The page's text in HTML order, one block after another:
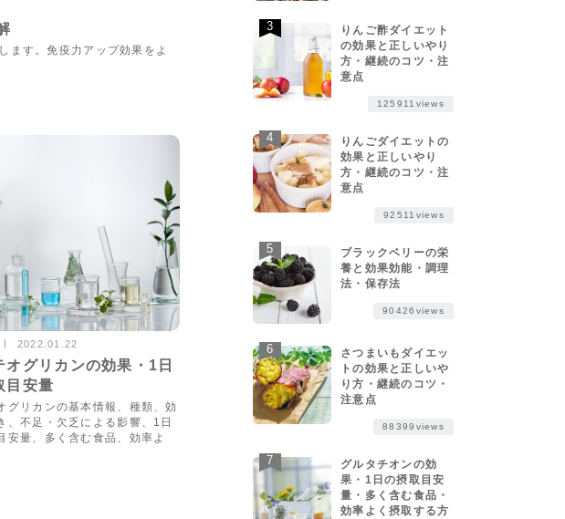
ます。免疫力アップ効果をよ
9730views
2022.01.22
オグリカンの効果・1日
目安量
グリカンの基本情報、種類、効
、不足・欠乏による影響、1日
安量、多く含む食品、効率よ
りんご酢ダイエット
の効果と正しいやり
方・継続のコツ・注
意点
125911views
りんごダイエットの
効果と正しいやり
方・継続のコツ・注
意点
92511views
ブラックベリーの栄
養と効果効能・調理
法・保存法
90426views
さつまいもダイエッ
トの効果と正しいや
り方・継続のコツ・
注意点
88399views
グルタチオンの効
果・1日の摂取目安
量・多く含む食品・
効率よく摂取する方